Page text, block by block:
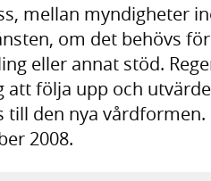
mellan myndigheter
om det behövs
eller annat stöd.
att följa upp och
till den nya
2008.